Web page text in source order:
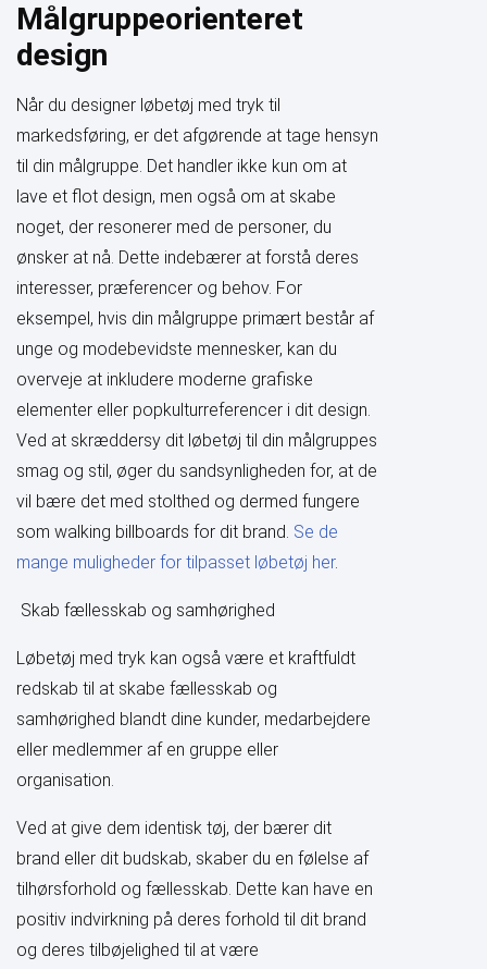
Målgruppeorienteret
design
Når du designer løbetøj med tryk til
markedsføring, er det afgørende at tage hensyn
til din målgruppe. Det handler ikke kun om at
lave et flot design, men også om at skabe
noget, der resonerer med de personer, du
ønsker at nå. Dette indebærer at forstå deres
interesser, præferencer og behov. For
eksempel, hvis din målgruppe primært består af
unge og modebevidste mennesker, kan du
overveje at inkludere moderne grafiske
elementer eller popkulturreferencer i dit design.
Ved at skræddersy dit løbetøj til din målgruppes
smag og stil, øger du sandsynligheden for, at de
vil bære det med stolthed og dermed fungere
som walking billboards for dit brand. Se de
mange muligheder for tilpasset løbetøj her.
Skab fællesskab og samhørighed
Løbetøj med tryk kan også være et kraftfuldt
redskab til at skabe fællesskab og
samhørighed blandt dine kunder, medarbejdere
eller medlemmer af en gruppe eller
organisation.
Ved at give dem identisk tøj, der bærer dit
brand eller dit budskab, skaber du en følelse af
tilhørsforhold og fællesskab. Dette kan have en
positiv indvirkning på deres forhold til dit brand
og deres tilbøjelighed til at være